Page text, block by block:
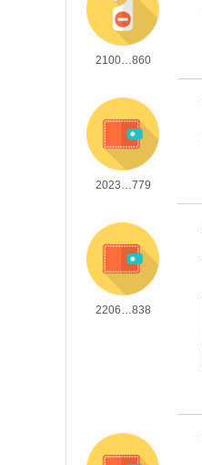
2100…860
2023…779
2206…838